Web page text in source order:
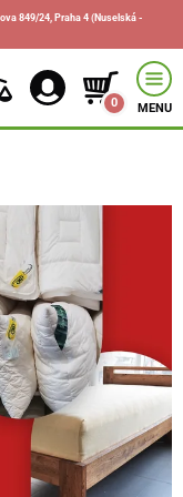
849/24, Praha 4 (Nuselská -
0 MENU